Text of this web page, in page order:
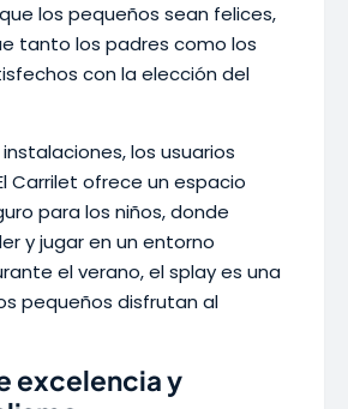
los pequeños sean felices,
tanto los padres como los
con la elección del
los usuarios
Carrilet ofrece un espacio
para los niños, donde
y jugar en un entorno
el verano, el splay es una
pequeños disfrutan al
excelencia y